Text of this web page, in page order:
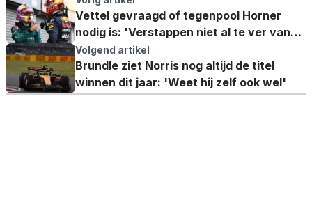
Vettel gevraagd of tegenpool Horner
nodig is: 'Verstappen niet al te ver van
koppositie'
Volgend artikel
Brundle ziet Norris nog altijd de titel
winnen dit jaar: 'Weet hij zelf ook wel'